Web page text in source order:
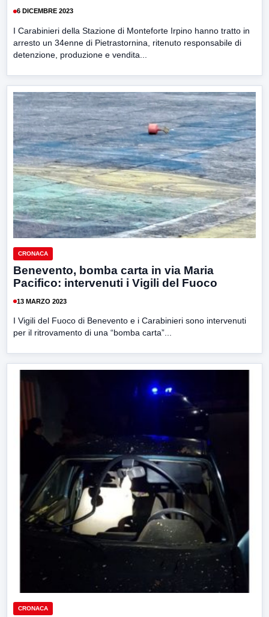
6 DICEMBRE 2023
I Carabinieri della Stazione di Monteforte Irpino hanno tratto in
arresto un 34enne di Pietrastornina, ritenuto responsabile di
detenzione, produzione e vendita...
CRONACA
Benevento, bomba carta in via Maria
Pacifico: intervenuti i Vigili del Fuoco
13 MARZO 2023
I Vigili del Fuoco di Benevento e i Carabinieri sono intervenuti
per il ritrovamento di una “bomba carta”...
CRONACA